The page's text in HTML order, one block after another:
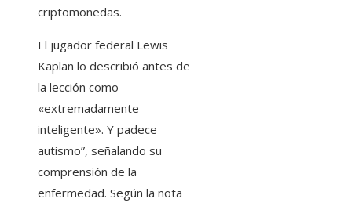
criptomonedas.
El jugador federal Lewis
Kaplan lo describió antes de
la lección como
«extremadamente
inteligente». Y padece
autismo”, señalando su
comprensión de la
enfermedad. Según la nota